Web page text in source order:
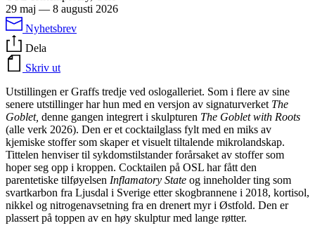
29 maj — 8 augusti 2026
Nyhetsbrev
Dela
Skriv ut
Utstillingen er Graffs tredje ved oslogalleriet. Som i flere av sine
senere utstillinger har hun med en versjon av signaturverket The
Goblet, denne gangen integrert i skulpturen The Goblet with Roots
(alle verk 2026). Den er et cocktailglass fylt med en miks av
kjemiske stoffer som skaper et visuelt tiltalende mikrolandskap.
Tittelen henviser til sykdomstilstander forårsaket av stoffer som
hoper seg opp i kroppen. Cocktailen på OSL har fått den
parentetiske tilføyelsen Inflamatory State og inneholder ting som
svartkarbon fra Ljusdal i Sverige etter skogbrannene i 2018, kortisol,
nikkel og nitrogenavsetning fra en drenert myr i Østfold. Den er
plassert på toppen av en høy skulptur med lange røtter.